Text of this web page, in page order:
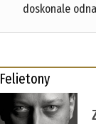
doskonale
Felietony